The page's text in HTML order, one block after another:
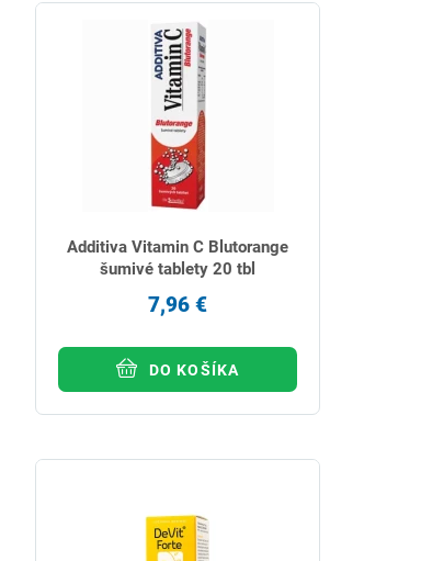
Additiva Vitamin C Blutorange
šumivé tablety 20 tbl
7,96 €
DO KOŠÍKA